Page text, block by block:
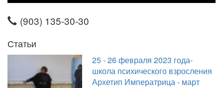
(903) 135-30-30
Статьи
25 - 26 февраля 2023 года-
школа психического взросления
Архетип Императрица - март